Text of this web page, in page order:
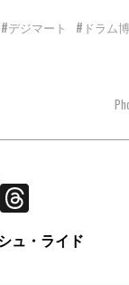
#デジマート #ドラム
Line
ュ・ライド